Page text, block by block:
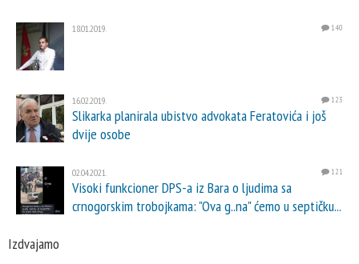
18.01.2019. 140
16.02.2019. 123
Slikarka planirala ubistvo advokata Feratovića i još
dvije osobe
02.04.2021. 121
Visoki funkcioner DPS-a iz Bara o ljudima sa
crnogorskim trobojkama: "Ova g..na" ćemo u septičku...
Izdvajamo